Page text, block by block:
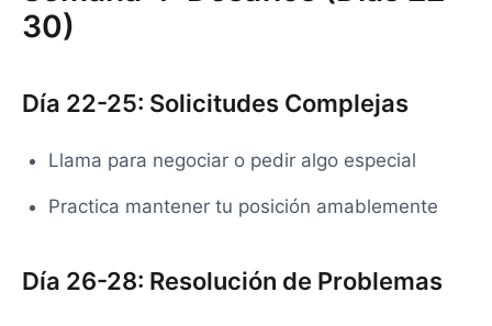
30)
Día 22-25: Solicitudes Complejas
Llama para negociar o pedir algo especial
Practica mantener tu posición amablemente
Día 26-28: Resolución de Problemas